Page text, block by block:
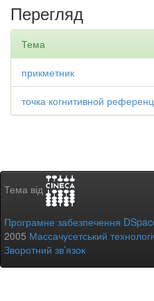
Перегляд
Тема
прикметник
точка когнитивной
Тема від
Програмне забезпечення
2005 Массачусетський
Зворотний зв’язок